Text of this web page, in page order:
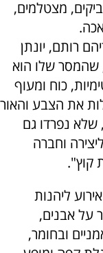
מצטלמים,
רותם, יונתן
שהמסר שלו הוא
כוח ומעוף
את הצבע והאור
שלא נפרדו גם
וחברה
קוץ".
ליהנות
על אבנים,
ובחומר,